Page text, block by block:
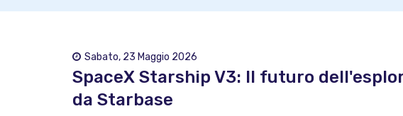
Sabato, 23 Maggio 2026
SpaceX Starship V3: Il futuro
da Starbase